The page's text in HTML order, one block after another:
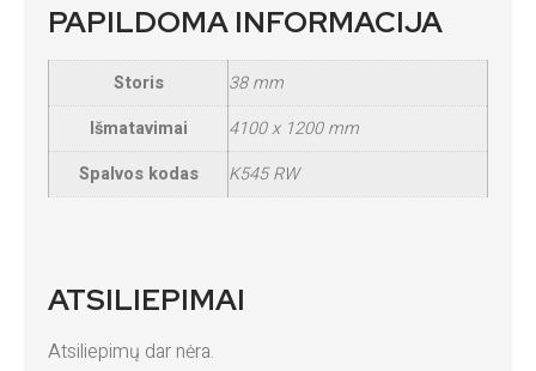
PAPILDOMA INFORMACIJA
Storis
38 mm
Išmatavimai
4100 x 1200 mm
Spalvos kodas
K545 RW
ATSILIEPIMAI
Atsiliepimų dar nėra.